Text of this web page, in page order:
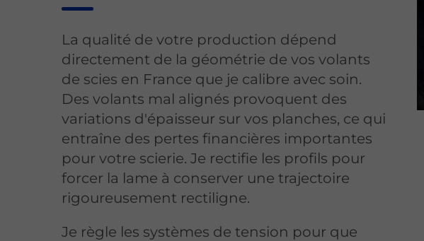
La qualité de votre production dépend
directement de la géométrie de vos volants
de scies en France que je calibre avec soin.
Des volants mal alignés provoquent des
variations d'épaisseur sur vos planches, ce qui
entraîne des pertes financières importantes
pour votre scierie. Je rectifie les profils pour
forcer la lame à conserver une trajectoire
rigoureusement rectiligne.
Je règle les systèmes de tension pour que